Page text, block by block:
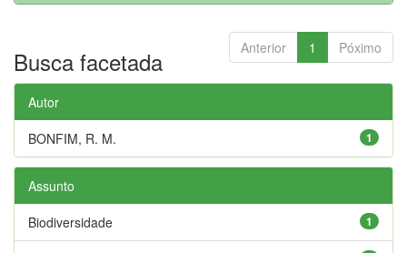
Anterior 1 Póximo
Busca facetada
Autor
1
BONFIM, R. M.
Assunto
1
Biodiversidade